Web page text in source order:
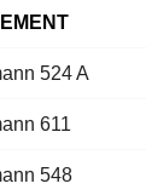
524 A
611
548